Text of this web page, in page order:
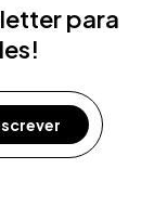
para